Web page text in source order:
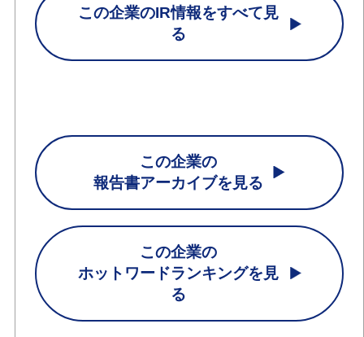
この企業のIR情報をすべて見
る
この企業の
報告書アーカイブを見る
この企業の
ホットワードランキングを見
る